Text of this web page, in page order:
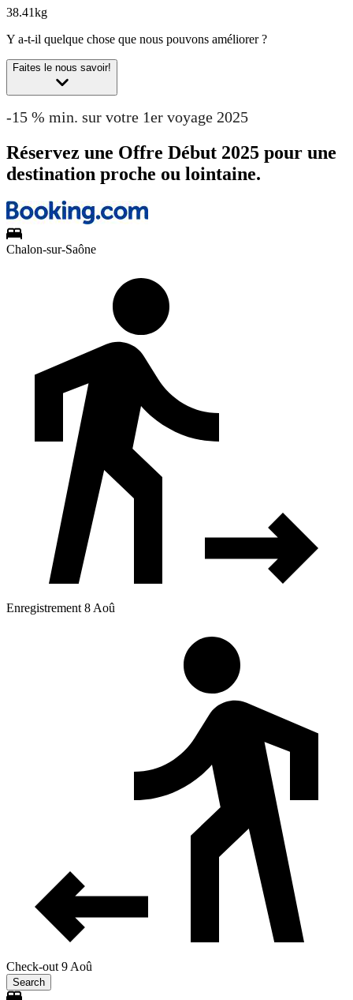
38.41kg
Y a-t-il quelque chose que nous pouvons améliorer ?
Faites le nous savoir!
-15 % min. sur votre 1er voyage 2025
Réservez une Offre Début 2025 pour une
destination proche ou lointaine.
Chalon-sur-Saône
Enregistrement 8 Aoû
Check-out 9 Aoû
Search